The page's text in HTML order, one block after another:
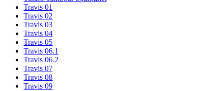
Travis 01
Travis 02
Travis 03
Travis 04
Travis 05
Travis 06.1
Travis 06.2
Travis 07
Travis 08
Travis 09